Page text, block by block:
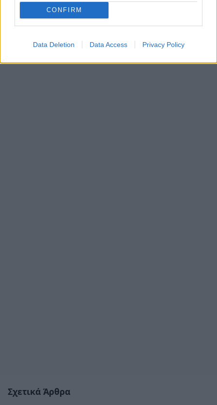
CONFIRM
Data Deletion Data Access Privacy Policy
Σχετικά Άρθρα